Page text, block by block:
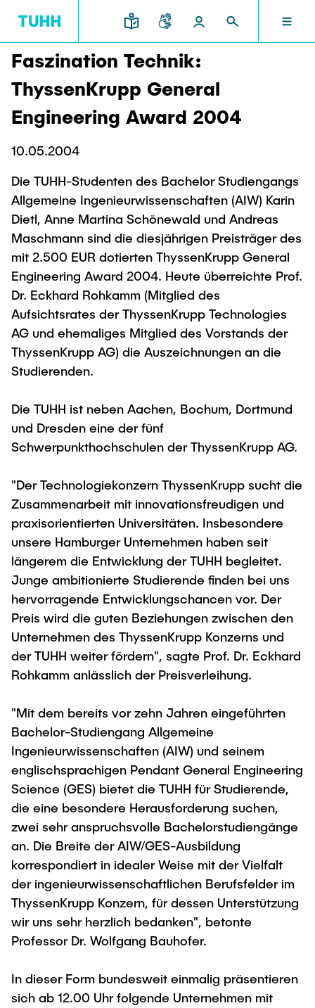
DE
TU HAMBURG
TU HAMBURG
Profil
Campus
Kooperation mit der TUHH
Nachhaltigkeit
Newsroom
Pressemitteilungen
Flyer und Broschüren
Veranstaltungen
Merchandise-Shop
Arbeiten an der TU Hamburg
Stellenausschreibungen
Berufsausbildung und Praktika
Berufungen
Neue Mitarbeitende
Intern
STUDIUM UND LEHRE
STUDIUM UND LEHRE
Neues aus Studium und Lehre
Bewerbung
Für Schülerinnen und Schüler
Studienangebot
Studienorientierung
Für Studierende
Beratung und Kontakt
Neu an der TUHH
Rund ums Studium
AI in Education
Alumni
Berufseinstieg - Career Center
Graduiertenakademie
Promotion und Habilitation
Wissenschaftliche Weiterbildung
Lehre und Lernen
Best Practices Lehre
Hochschuldidaktik - ZLL
LearnING Center
Lehre im europäischen Verbund (ECIU)
WorkINGLab / Makerspace
FORSCHUNG UND TRANSFER
FORSCHUNG UND TRANSFER
Forschungsorganisation
Societal Impact der TUHH
Hightech Agenda Deutschland @ TUHH
Koordinierte Verbundforschung
Exzellenzcluster BlueMat
UNU HUB "Engineering to Face Climate
Change"
Early Career Researchers
Future Lectures
Team
Neues aus der Forschung &
Transfer
Interdisziplinärer Workshop des FSP
„Biobasierte Prozesse und
Reaktortechnologien“
DEKANATE
Bau- und Umweltingenieurwesen
Studiengänge
Forschung und Institute
Elektrotechnik, Informatik und Mathematik
Studiengänge
Forschung und Institute
Verfahrenstechnik
Studiengänge
Forschung und Institute
News
Studiengänge
Management-Wissenschaften und Technologie
Studiengänge
Forschung und Institute
Maschinenbau
Studiengänge
Forschung und Institute
Institute im Überblick
INTERNATIONAL
INTERNATIONAL
Mobilität
Studium im Ausland
Praktikum
Termine
Kontakt und Beratung
Campus International
Welcome Weeks
Semesterprogramm
Austauschstudium
Intercultural Hub
Partnerships and Strategy
Partnerhochschulen Studierendenaustausch
Strategie
ECIU University
Contacts & International Team
Faszination Technik:
ThyssenKrupp General
Engineering Award 2004
10.05.2004
Die TUHH-Studenten des Bachelor Studiengangs
Allgemeine Ingenieurwissenschaften (AIW) Karin
Dietl, Anne Martina Schönewald und Andreas
Maschmann sind die diesjährigen Preisträger des
mit 2.500 EUR dotierten ThyssenKrupp General
Engineering Award 2004. Heute überreichte Prof.
Dr. Eckhard Rohkamm (Mitglied des
Aufsichtsrates der ThyssenKrupp Technologies
AG und ehemaliges Mitglied des Vorstands der
ThyssenKrupp AG) die Auszeichnungen an die
Studierenden.
Die TUHH ist neben Aachen, Bochum, Dortmund
und Dresden eine der fünf
Schwerpunkthochschulen der ThyssenKrupp AG.
"Der Technologiekonzern ThyssenKrupp sucht die
Zusammenarbeit mit innovationsfreudigen und
praxisorientierten Universitäten. Insbesondere
unsere Hamburger Unternehmen haben seit
längerem die Entwicklung der TUHH begleitet.
Junge ambitionierte Studierende finden bei uns
hervorragende Entwicklungschancen vor. Der
Preis wird die guten Beziehungen zwischen den
Unternehmen des ThyssenKrupp Konzerns und
der TUHH weiter fördern", sagte Prof. Dr. Eckhard
Rohkamm anlässlich der Preisverleihung.
"Mit dem bereits vor zehn Jahren eingeführten
Bachelor-Studiengang Allgemeine
Ingenieurwissenschaften (AIW) und seinem
englischsprachigen Pendant General Engineering
Science (GES) bietet die TUHH für Studierende,
die eine besondere Herausforderung suchen,
zwei sehr anspruchsvolle Bachelorstudiengänge
an. Die Breite der AIW/GES-Ausbildung
korrespondiert in idealer Weise mit der Vielfalt
der ingenieurwissenschaftlichen Berufsfelder im
ThyssenKrupp Konzern, für dessen Unterstützung
wir uns sehr herzlich bedanken", betonte
Professor Dr. Wolfgang Bauhofer.
In dieser Form bundesweit einmalig präsentieren
sich ab 12.00 Uhr folgende Unternehmen mit